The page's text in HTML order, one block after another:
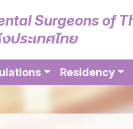
Surgeons of
ระเทศไทย
Residency